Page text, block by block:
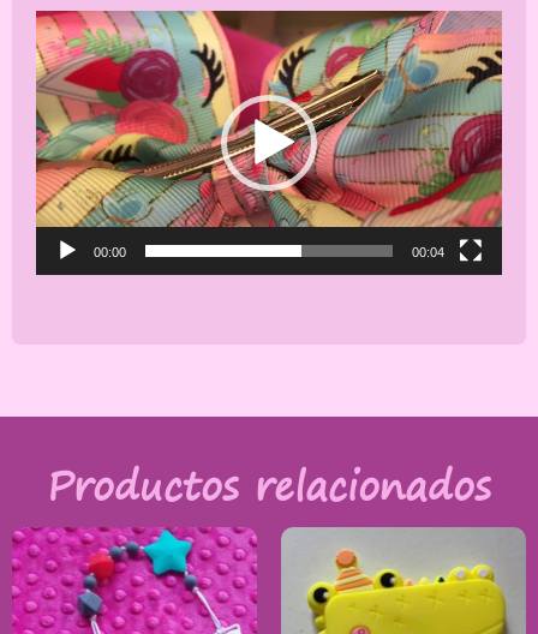
Reproductor
de
vídeo
00:00 00:04
Productos relacionados